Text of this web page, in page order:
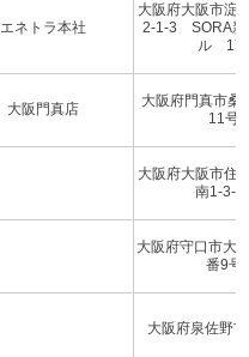
エネトラ本社
大阪府大阪市淀
2-1-3 SORA新
ル
大阪門真店
大阪府門真市桑
11号
大阪府大阪市住
南1-3-
大阪府守口市大
番9号
大阪府泉佐野